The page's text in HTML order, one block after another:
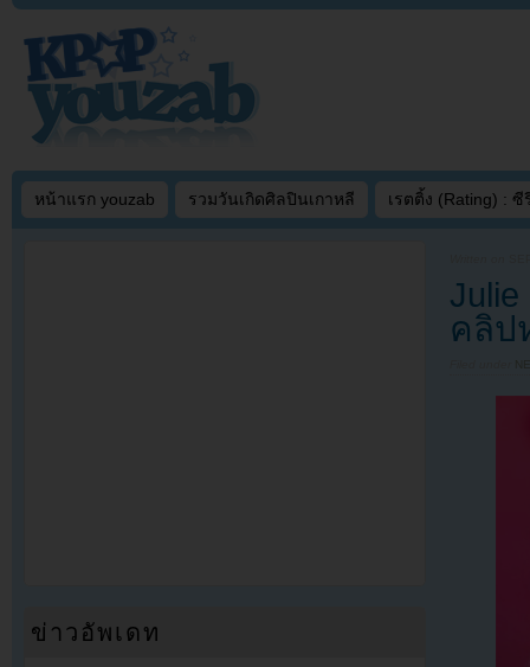
หน้าแรก youzab รวมวันเกิดศิลปินเกาหลี เรตติ้ง (Rating) : ซี
คลิป
ข่าวอัพเดท